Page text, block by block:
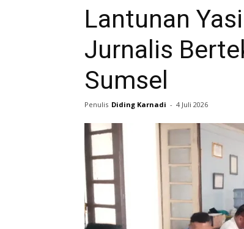
Lantunan
Jurnalis
Sumsel
Penulis Diding Karnadi - 4 Juli 2026